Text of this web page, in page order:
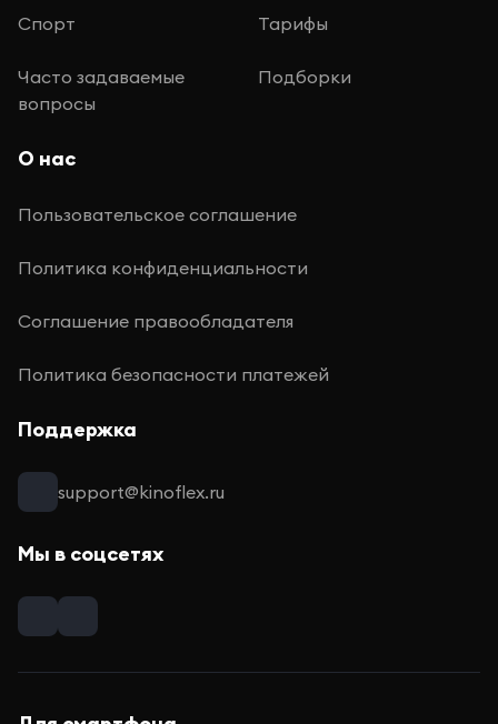
Спорт Тарифы
Часто задаваемые
вопросы
Подборки
О нас
Пользовательское соглашение
Политика конфиденциальности
Соглашение правообладателя
Политика безопасности платежей
Поддержка
support@kinoflex.ru
Мы в соцсетях